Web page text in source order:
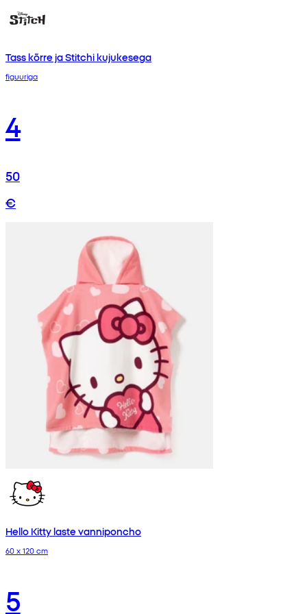
Tass kõrre ja Stitchi kujukesega
figuuriga
4
50
€
Hello Kitty laste vanniponcho
60 x 120 cm
5